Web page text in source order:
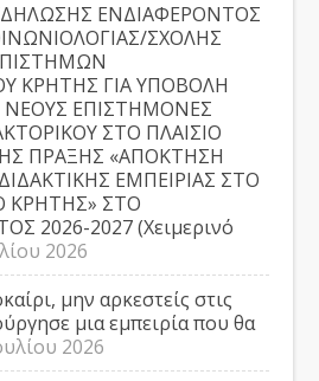
ΕΝΔΙΑΦΕΡΟΝΤΟΣ
ΣΧΟΛΗΣ
ΚΡΗΤΗΣ ΓΙΑ ΥΠΟΒΟΛΗ
ΕΠΙΣΤΗΜΟΝΕΣ
ΣΤΟ ΠΛΑΙΣΙΟ
ΠΡΑΞΗΣ «ΑΠΟΚΤΗΣΗ
ΕΜΠΕΙΡΙΑΣ ΣΤΟ
ΚΡΗΤΗΣ» ΣΤΟ
2026-2027 (Χειμερινό
2026
μην αρκεστείς στις
μια εμπειρία που θα
2026